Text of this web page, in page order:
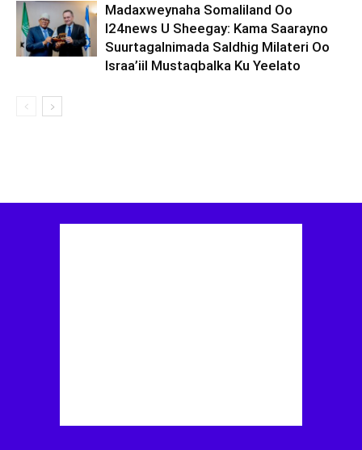
Madaxweynaha Somaliland Oo
I24news U Sheegay: Kama Saarayno
Suurtagalnimada Saldhig Milateri Oo
Israa’iil Mustaqbalka Ku Yeelato